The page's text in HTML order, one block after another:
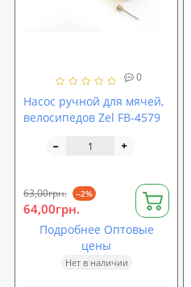
0
Насос ручной для мячей,
велосипедов Zel FB-4579
63,00грн. --2%
64,00грн.
Подробнее Оптовые
цены
Нет в наличии